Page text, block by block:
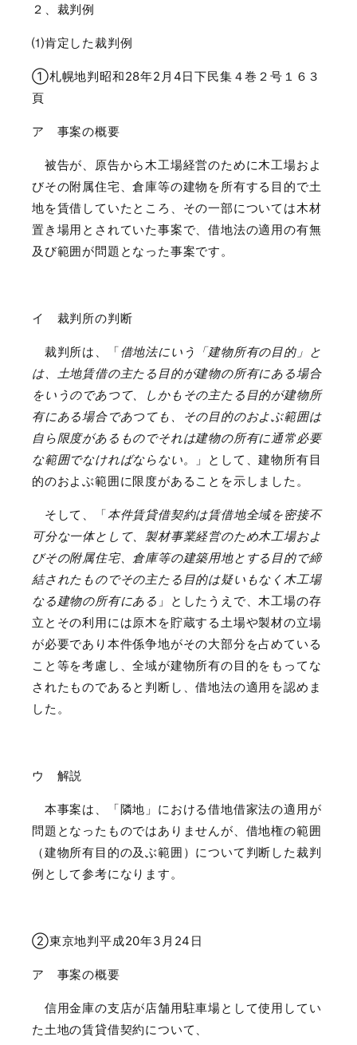
２、裁判例
⑴肯定した裁判例
①札幌地判昭和28年2 月 4日下民集４巻２号１６３
頁
ア 事案の概要
被告が、原告から木工場経営のために木工場およ
びその附属住宅、倉庫等の建物を所有する目的で土
地を賃借していたところ、その一部については木材
置き場用とされていた事案で、借地法の適用の有無
及び範囲が問題となった事案です。
イ 裁判所の判断
裁判所は、「借地法にいう「建物所有の目的」と
は、土地賃借の主たる目的が建物の所有にある場合
をいうのであつて、しかもその主たる目的が建物所
有にある場合であつても、その目的のおよぶ範囲は
自ら限度があるものでそれは建物の所有に通常必要
な範囲でなければならない。
」として、建物所有目
的のおよぶ範囲に限度があることを示しました。
そして、「本件賃貸借契約は賃借地全域を密接不
可分な一体として、製材事業経営のため木工場およ
びその附属住宅、倉庫等の建築用地とする目的で締
結されたものでその主たる目的は疑いもなく木工場
なる建物の所有にある 」としたうえで、木工場の存
立とその利用には原木を貯蔵する土場や製材の立場
が必要であり本件係争地がその大部分を占めている
こと等を考慮し、全域が建物所有の目的をもってな
されたものであると判断し、借地法の適用を認めま
した。
ウ 解説
本事案は、「隣地」における借地借家法の適用が
問題となったものではありませんが、借地権の範囲
（建物所有目的の及ぶ範囲）について判断した裁判
例として参考になります。
②東京地判平成20年3 月 24 日
ア 事案の概要
信用金庫の支店が店舗用駐車場として使用してい
た土地の賃貸借契約について、